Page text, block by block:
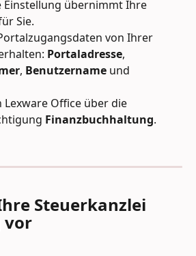
Einstellung übernimmt Ihre
Sie.
von Ihrer
Portaladresse,
, Benutzername und
Lexware Office über die
Finanzbuchhaltung.
Steuerkanzlei
vor